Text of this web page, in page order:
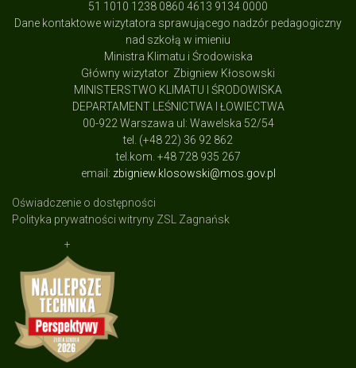
51 1010 1238 0860 4613 9134 0000
Dane kontaktowe wizytatora sprawującego nadzór pedagogiczny
nad szkołą w imieniu
Ministra Klimatu i Środowiska
Główny wizytator Zbigniew Kłosowski
MINISTERSTWO KLIMATU I ŚRODOWISKA
DEPARTAMENT LEŚNICTWA I ŁOWIECTWA
00-922 Warszawa ul: Wawelska 52/54
tel. (+48 22) 36 92 862
tel.kom. +48 728 935 267
email: zbigniew.klosowski@mos.gov.pl
Oświadczenie o dostępności
Polityka prywatności witryny ZSL Zagnańsk
+